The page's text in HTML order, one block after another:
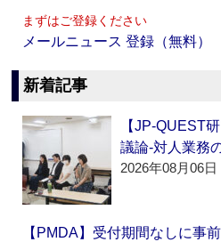
まずはご登録ください
メールニュース 登録（無料）
新着記事
【JP-QUEST
議論‐対人業務
2026年08月06日
【PMDA】受付期間なしに事